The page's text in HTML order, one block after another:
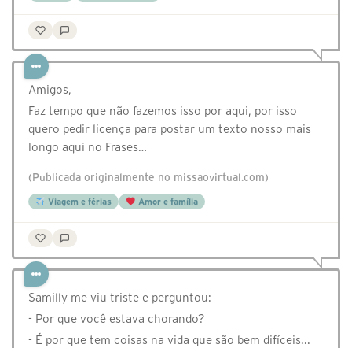
Amigos,
Faz tempo que não fazemos isso por aqui, por isso
quero pedir licença para postar um texto nosso mais
longo aqui no Frases…
(Publicada originalmente no missaovirtual.com)
Viagem e férias Amor e família
Samilly me viu triste e perguntou:
- Por que você estava chorando?
- É por que tem coisas na vida que são bem difíceis...